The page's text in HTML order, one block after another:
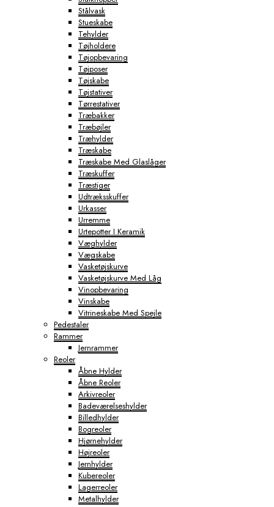
Stålvask
Stueskabe
Tehylder
Tøjholdere
Tøjopbevaring
Tøjposer
Tøjskabe
Tøjstativer
Tørrestativer
Træbakker
Træbøjler
Træhylder
Træskabe
Træskabe Med Glaslåger
Træskuffer
Træstiger
Udtræksskuffer
Urkasser
Urremme
Urtepotter I Keramik
Væghylder
Vægskabe
Vasketøjskurve
Vasketøjskurve Med Låg
Vinopbevaring
Vinskabe
Vitrineskabe Med Spejle
Pedestaler
Rammer
Jernrammer
Reoler
Åbne Hylder
Åbne Reoler
Arkivreoler
Badeværelseshylder
Billedhylder
Bogreoler
Hjørnehylder
Højreoler
Jernhylder
Kubereoler
Lagerreoler
Metalhylder